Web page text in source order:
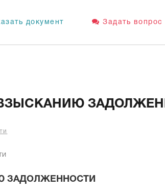
документ Задать вопрос
ЗАДОЛЖЕННОСТИ